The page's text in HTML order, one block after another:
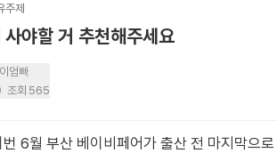
주제
야할 거 추천해주세요
엄빠
조회 565
6월 부산 베이비페어가 출산 전 마지막으